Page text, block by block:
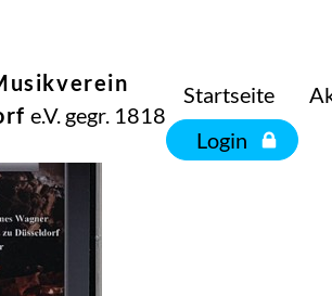
e.V. gegr. 1818
Startseite
Login